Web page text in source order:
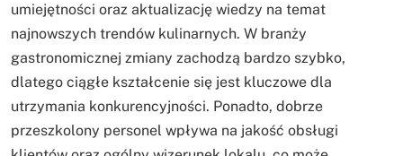
umiejętności oraz aktualizację wiedzy na temat
najnowszych trendów kulinarnych. W branży
gastronomicznej zmiany zachodzą bardzo szybko,
dlatego ciągłe kształcenie się jest kluczowe dla
utrzymania konkurencyjności. Ponadto, dobrze
przeszkolony personel wpływa na jakość obsługi